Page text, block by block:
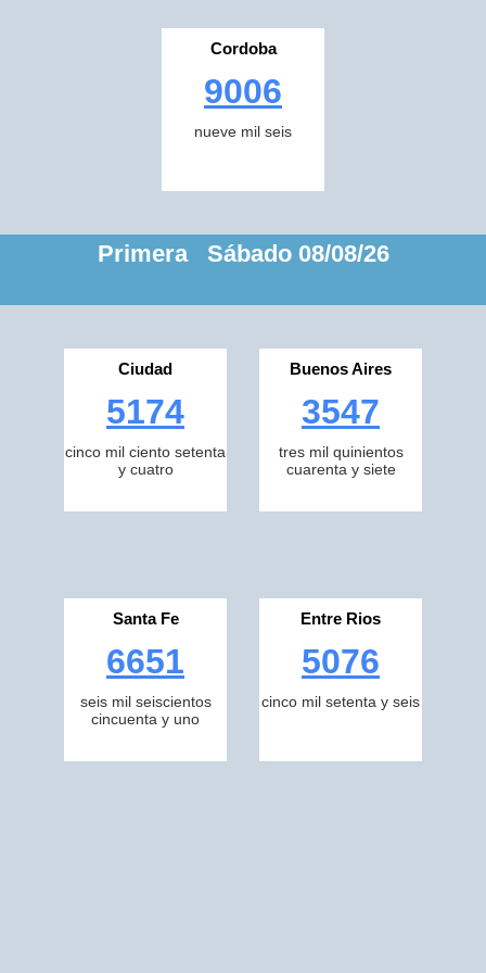
Cordoba
9006
nueve mil seis
Primera Sábado 08/08/26
Ciudad
5174
cinco mil ciento setenta
y cuatro
Buenos Aires
3547
tres mil quinientos
cuarenta y siete
Santa Fe
6651
seis mil seiscientos
cincuenta y uno
Entre Rios
5076
cinco mil setenta y seis